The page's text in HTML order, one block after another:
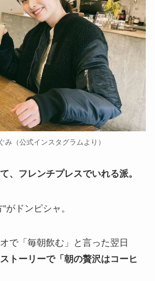
み（公式インスタグラムより）
、フレンチプレスでいれる派。
がドンピシャ。
で「毎朝飲む」と言った翌日
トーリーで「朝の贅沢はコーヒ